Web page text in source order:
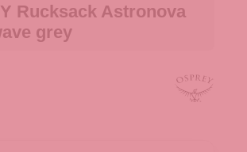
Rucksack Astronova
grey